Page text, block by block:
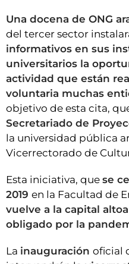
Una docena de ONG
del tercer sector
informativos en sus
universitarios la
actividad que están
voluntaria muchas
objetivo de esta cita,
Secretariado de
la universidad pública
Vicerrectorado de
Esta iniciativa, que se
2019 en la Facultad de
vuelve a la capital
obligado por la
La inauguración oficial